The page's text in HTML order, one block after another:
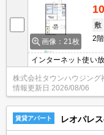
画像：21枚
敷
2階
インターネット使い
株式会社タウンハウジング
情報更新日 2026/08/06
賃貸アパート レオパレ